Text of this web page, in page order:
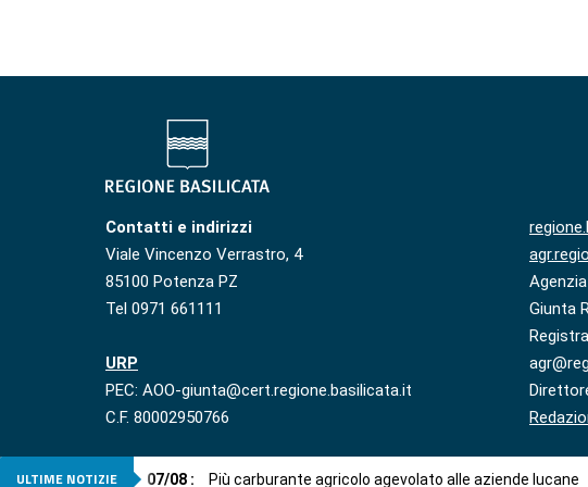
Contatti e indirizzi
Viale Vincenzo Verrastro, 4
85100 Potenza PZ
Tel 0971 661111
URP
PEC: AOO-giunta@cert.regione.basilicata.it
C.F. 80002950766
Giunta
ULTIME NOTIZIE 07/08 : Più carburante agricolo agevolato alle aziende lucane